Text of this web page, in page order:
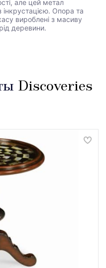
але цей метал
інкрустацією. Опора та
вироблені з масиву
деревини.
Discoveries